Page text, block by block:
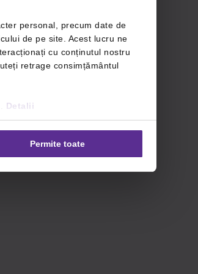
personal, precum date de
de pe site. Acest lucru ne
cu conținutul nostru
retrage consimțământul
Detalii
Permite toate